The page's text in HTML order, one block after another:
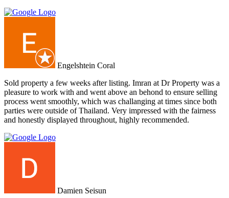
Engelshtein Coral
Sold property a few weeks after listing. Imran at Dr Property was a
pleasure to work with and went above an behond to ensure selling
process went smoothly, which was challanging at times since both
parties were outside of Thailand. Very impressed with the fairness
and honestly displayed throughout, highly recommended.
Damien Seisun